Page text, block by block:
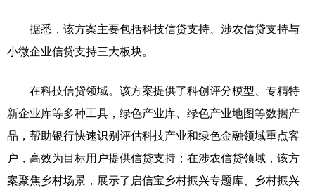
据悉，该方案主要包括科技信贷支持、涉农信贷支持与
小微企业信贷支持三大板块。
在科技信贷领域。该方案提供了科创评分模型、专精特
新企业库等多种工具，绿色产业库、绿色产业地图等数据产
品，帮助银行快速识别评估科技产业和绿色金融领域重点客
户，高效为目标用户提供信贷支持；在涉农信贷领域，该方
案聚焦乡村场景，展示了启信宝乡村振兴专题库、乡村振兴